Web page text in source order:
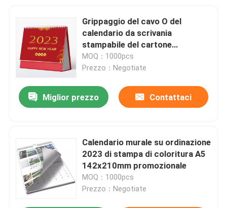
Grippaggio del cavo O del
calendario da scrivania
stampabile del cartone
190x260mm doppio
MOQ：1000pcs
Prezzo：Negotiate
Miglior prezzo Contattaci
Calendario murale su ordinazione
2023 di stampa di coloritura A5
142x210mm promozionale
MOQ：1000pcs
Prezzo：Negotiate